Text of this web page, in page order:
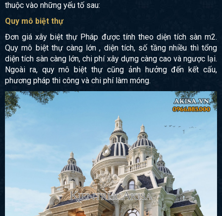
thuộc vào những yếu tố sau:
Quy mô biệt thự
Đơn giá xây biệt thự Pháp được tính theo diện tích sàn m2.
Quy mô biệt thự càng lớn , diện tích, số tầng nhiều thì tổng
diện tích sàn càng lớn, chi phí xây dựng càng cao và ngược lại.
Ngoài ra, quy mô biệt thự cũng ảnh hưởng đến kết cấu,
phương pháp thi công và chi phí làm móng.